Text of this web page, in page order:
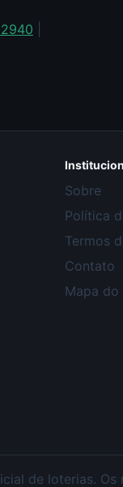
Sobre
Política
Termos
Contato
Mapa do
de loterias.